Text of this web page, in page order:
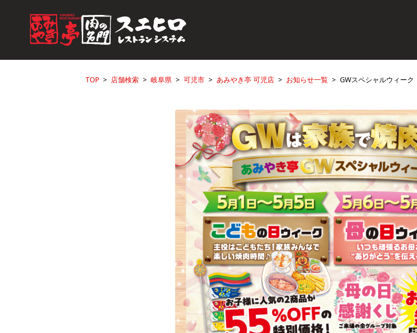
TOP 店舗検索 岐阜県 可児市 あみやき亭 可児店 お知らせ一覧 GWスペシャルウィーク